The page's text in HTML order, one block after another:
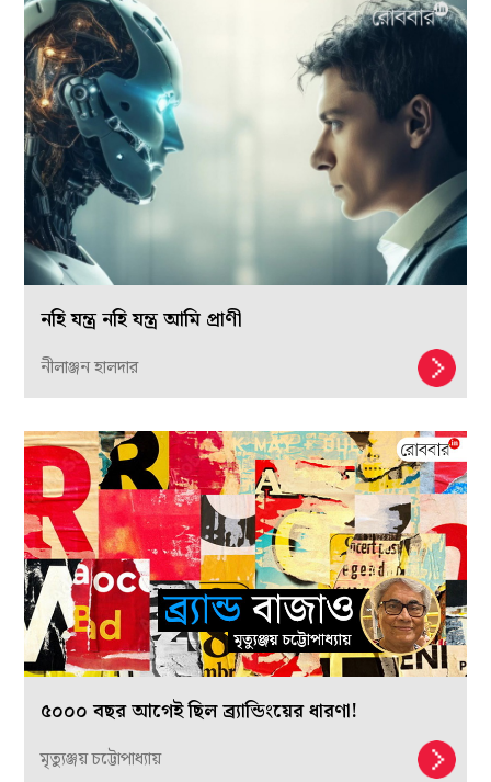
নহি যন্ত্র নহি যন্ত্র আমি প্রাণী
নীলাঞ্জন হালদার
৫০০০ বছর আগেই ছিল ব্র্যান্ডিংয়ের ধারণা!
মৃত্যুঞ্জয় চট্টোপাধ্যায়